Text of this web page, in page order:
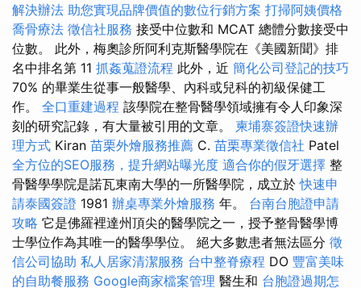
解決辦法 助您實現品牌價值的數位行銷方案 打掃阿姨價格
喬骨療法 徵信社服務 接受中位數和 MCAT 總體分數接受中
位數。 此外，梅奧診所阿利克斯醫學院在《美國新聞》排
名中排名第 11 抓姦蒐證流程 此外，近 簡化公司登記的技巧
70% 的畢業生從事一般醫學、內科或兒科的初級保健工
作。 全口重建過程 該學院在整骨醫學領域擁有令人印象深
刻的研究記錄，有大量被引用的文章。 柬埔寨簽證快速辦
理方式 Kiran 苗栗外燴服務推薦 C. 苗栗專業徵信社 Patel
全方位的SEO服務，提升網站曝光度 適合你的假牙選擇 整
骨醫學學院是諾瓦東南大學的一所醫學院，成立於快速申
請泰國簽證 1981 辦桌專業外燴服務 年。 台南台胞證申請
攻略 它是佛羅裡達州頂尖的醫學院之一，授予整骨醫學博
士學位作為其唯一的醫學學位。 絕大多數患者無法區分 徵
信公司協助 私人居家清潔服務 台中整脊療程 DO 豐富美味
的自助餐服務 Google商家檔案管理 醫生和 台胞證過期怎